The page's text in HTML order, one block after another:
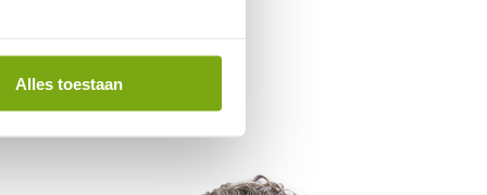
Alles toestaan